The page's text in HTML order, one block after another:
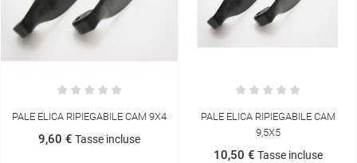
PALE ELICA RIPIEGABILE CAM 9X4
9,60 € Tasse incluse
PALE ELICA RIPIEGABILE CAM
9,5X5
10,50 € Tasse incluse